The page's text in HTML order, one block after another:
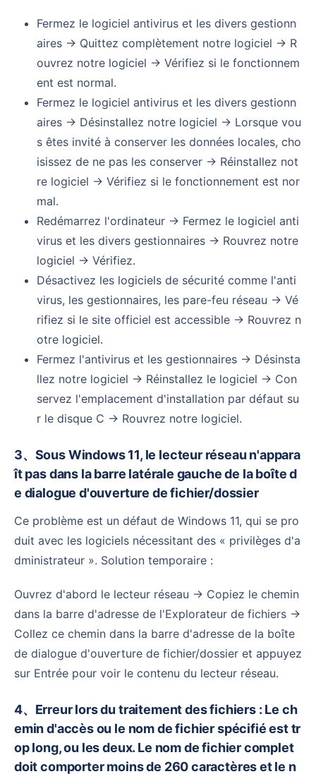
Fermez le logiciel antivirus et les divers gestionn
aires → Quittez complètement notre logiciel → R
ouvrez notre logiciel → Vérifiez si le fonctionnem
ent est normal.
Fermez le logiciel antivirus et les divers gestionn
aires → Désinstallez notre logiciel → Lorsque vou
s êtes invité à conserver les données locales, cho
isissez de ne pas les conserver → Réinstallez not
re logiciel → Vérifiez si le fonctionnement est nor
mal.
Redémarrez l'ordinateur → Fermez le logiciel anti
virus et les divers gestionnaires → Rouvrez notre
logiciel → Vérifiez.
Désactivez les logiciels de sécurité comme l'anti
virus, les gestionnaires, les pare-feu réseau → Vé
rifiez si le site officiel est accessible → Rouvrez n
otre logiciel.
Fermez l'antivirus et les gestionnaires → Désinsta
llez notre logiciel → Réinstallez le logiciel → Con
servez l'emplacement d'installation par défaut su
r le disque C → Rouvrez notre logiciel.
3、Sous Windows 11, le lecteur réseau n'appara
ît pas dans la barre latérale gauche de la boîte d
e dialogue d'ouverture de fichier/dossier
Ce problème est un défaut de Windows 11, qui se pro
duit avec les logiciels nécessitant des « privilèges d'a
dministrateur ». Solution temporaire :
Ouvrez d'abord le lecteur réseau → Copiez le chemin
dans la barre d'adresse de l'Explorateur de fichiers →
Collez ce chemin dans la barre d'adresse de la boîte
de dialogue d'ouverture de fichier/dossier et appuyez
sur Entrée pour voir le contenu du lecteur réseau.
4、Erreur lors du traitement des fichiers : Le ch
emin d'accès ou le nom de fichier spécifié est tr
op long, ou les deux. Le nom de fichier complet
doit comporter moins de 260 caractères et le n